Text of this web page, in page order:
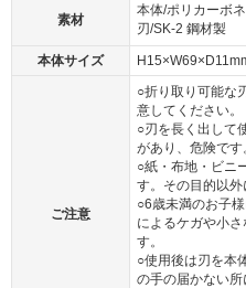
素材
本体/ポリカーボ
刃/SK-2 鋼材製
本体サイズ
ご注意
○折り取り可能な
意してください。
○刃を長く出して
があり、危険です
○紙・布地・ビニ
す。その目的以外
○6歳未満のお子
によるケガや小
す。
○使用後は刃を本
の手の届かない所